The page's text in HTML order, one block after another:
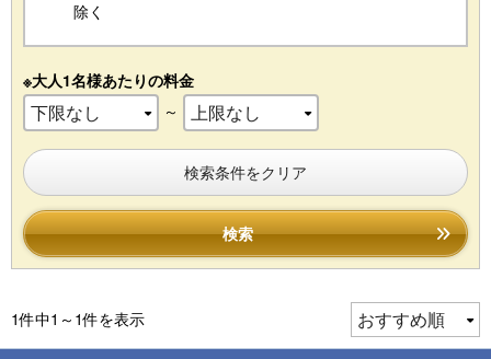
除く
※大人1名様あたりの料金
～
検索条件をクリア
検索
1件中1～1件を表示